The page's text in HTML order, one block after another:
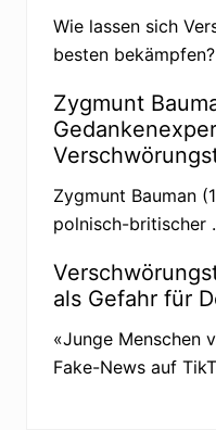
Wie lassen sich
besten
Zygmunt
Zygmunt Bauman
polnisch-britischer
als Gefahr für
«Junge Menschen
Fake-News auf